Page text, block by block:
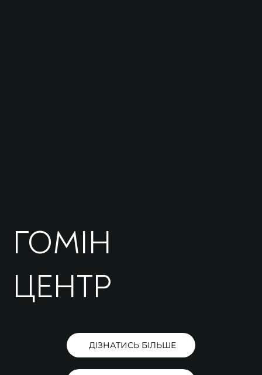
ГОМІН
ЦЕНТР
ДІЗНАТИСЬ БІЛЬШЕ